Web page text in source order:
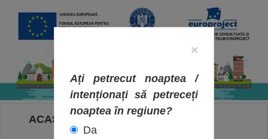
ACASA
×
Ați petrecut noaptea /
intenționați să petreceți
noaptea în regiune?
Da